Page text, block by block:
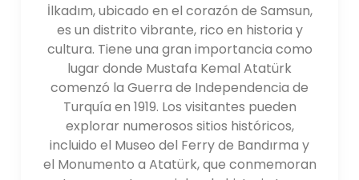
İlkadım, ubicado en el corazón de Samsun,
es un distrito vibrante, rico en historia y
cultura. Tiene una gran importancia como
lugar donde Mustafa Kemal Atatürk
comenzó la Guerra de Independencia de
Turquía en 1919. Los visitantes pueden
explorar numerosos sitios históricos,
incluido el Museo del Ferry de Bandırma y
el Monumento a Atatürk, que conmemoran